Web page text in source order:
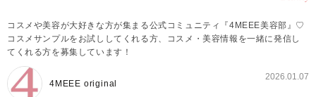
コスメや美容が大好きな方が集まる公式コミュニティ『4MEEE美容部』♡
コスメサンプルをお試ししてくれる方、コスメ・美容情報を一緒に発信し
てくれる方を募集しています！
4MEEE original
2026.01.07